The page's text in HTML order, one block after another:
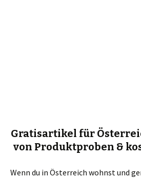
Gratisartikel für
von Produktproben &
Wenn du in Österreich wohnst und